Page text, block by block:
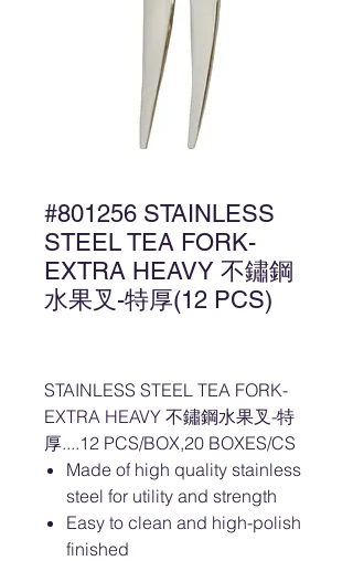
#801256 STAINLESS
STEEL TEA FORK-
EXTRA HEAVY 不鏽鋼
水果叉-特厚(12 PCS)
STAINLESS STEEL TEA FORK-
EXTRA HEAVY 不鏽鋼水果叉-特
厚....12 PCS/BOX,20 BOXES/CS
Made of high quality stainless
steel for utility and strength
Easy to clean and high-polish
finished